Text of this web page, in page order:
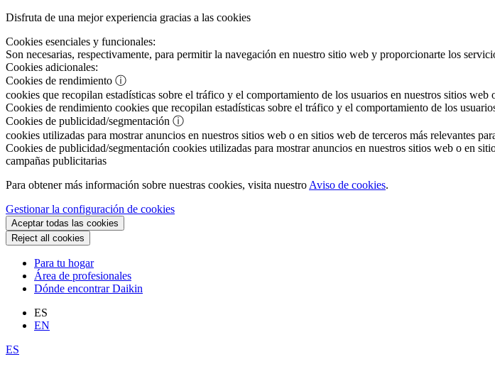
Disfruta de una mejor experiencia gracias a las cookies
Cookies esenciales y funcionales:
Son necesarias, respectivamente, para permitir la navegación en nuestro sitio web y proporcionarte los
Cookies adicionales:
Cookies de rendimiento ⓘ
cookies que recopilan estadísticas sobre el tráfico y el comportamiento de los usuarios en nuestros sitios web
Cookies de rendimiento cookies que recopilan estadísticas sobre el tráfico y el comportamiento de los
Cookies de publicidad/segmentación ⓘ
cookies utilizadas para mostrar anuncios en nuestros sitios web o en sitios web de terceros más relevantes
Cookies de publicidad/segmentación cookies utilizadas para mostrar anuncios en nuestros sitios web o en
campañas publicitarias
Para obtener más información sobre nuestras cookies, visita nuestro Aviso de cookies.
Gestionar la configuración de cookies
Aceptar todas las cookies
Reject all cookies
Para tu hogar
Área de profesionales
Dónde encontrar Daikin
ES
EN
ES